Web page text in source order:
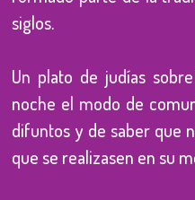
siglos.
Un plato de judías
noche el modo de
difuntos y de saber que
que se realizasen en su